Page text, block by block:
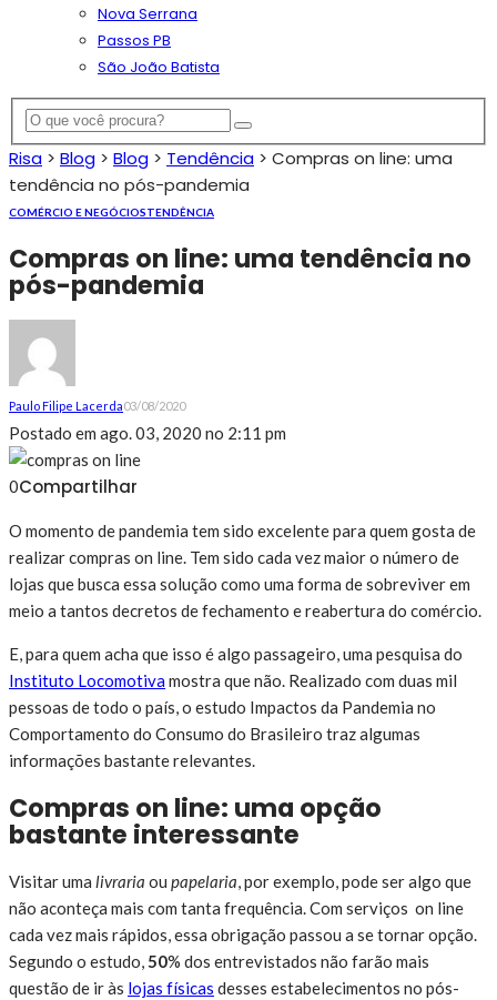
Nova Serrana
Passos PB
São João Batista
Risa > Blog > Blog > Tendência > Compras on line: uma
tendência no pós-pandemia
COMÉRCIO E NEGÓCIOSTENDÊNCIA
Compras on line: uma tendência no
pós-pandemia
Paulo Filipe Lacerda03/08/2020
Postado em ago. 03, 2020 no 2:11 pm
0Compartilhar
O momento de pandemia tem sido excelente para quem gosta de
realizar compras on line. Tem sido cada vez maior o número de
lojas que busca essa solução como uma forma de sobreviver em
meio a tantos decretos de fechamento e reabertura do comércio.
E, para quem acha que isso é algo passageiro, uma pesquisa do
Instituto Locomotivamostra que não. Realizado com duas mil
pessoas de todo o país, o estudo Impactos da Pandemia no
Comportamento do Consumo do Brasileiro traz algumas
informações bastante relevantes.
Compras on line: uma opção
bastante interessante
Visitar uma livraria ou papelaria, por exemplo, pode ser algo que
não aconteça mais com tanta frequência. Com serviços on line
cada vez mais rápidos, essa obrigação passou a se tornar opção.
Segundo o estudo,50% dos entrevistados não farão mais
questão de ir às lojas físicas desses estabelecimentos no pós-